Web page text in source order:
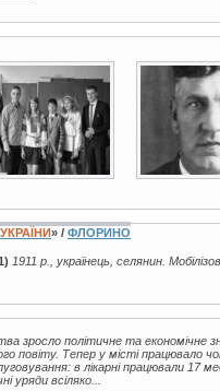
3 фото
» / ФЛОРИНО
1911 р., українець, селянин.
зросло політичне та економічне
повіту. Тепер у місті працювало
в лікарні працювали 17
уряди всіляко...